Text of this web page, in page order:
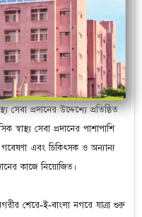
সেবা প্রদানের উদ্দেশ্যে প্রতিষ্ঠিত
স্বাস্থ্য সেবা প্রদানের পাশাপাশি
গবেষণা এবং চিকিৎসক ও অন্যান্য
কাজে নিয়োজিত।
শেরে-ই-বাংলা নগরে যাত্রা শুরু